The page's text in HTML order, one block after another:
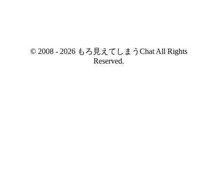
© 2008 - 2026 もろ見えてしまうChat All Rights
Reserved.